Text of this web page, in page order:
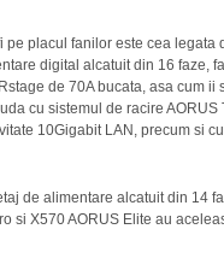
placul fanilor este cea legata
digital alcatuit din 16 faze,
de 70A bucata, asa cum
cu sistemul de racire
10Gigabit LAN, precum si
de alimentare alcatuit din 14
si X570 AORUS Elite au